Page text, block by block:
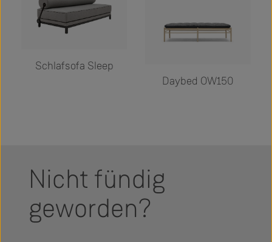
Schlafsofa Sleep
Daybed OW150
Nicht fündig
geworden?